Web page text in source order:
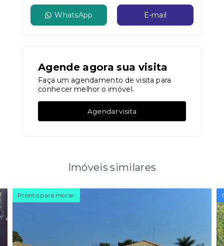
WhatsApp E-mail
Agende agora sua visita
Faça um agendamento de visita para
conhecer melhor o imóvel.
Agendar visita
Imóveis similares
Pronto para morar